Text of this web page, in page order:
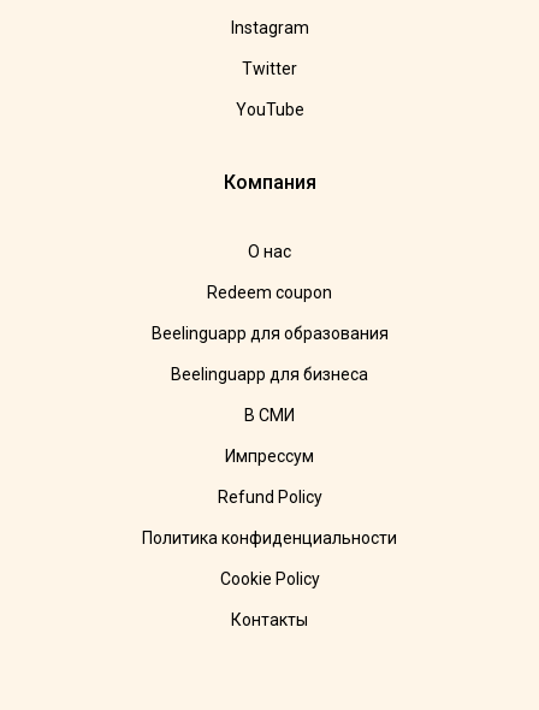
Instagram
Twitter
YouTube
Компания
О нас
Redeem coupon
Beelinguapp для образования
Beelinguapp для бизнеса
В СМИ
Импрессум
Refund Policy
Политика конфиденциальности
Cookie Policy
Контакты